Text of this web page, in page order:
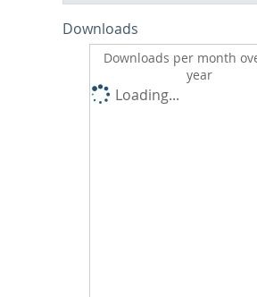
Downloads
Downloads per month
year
Loading...